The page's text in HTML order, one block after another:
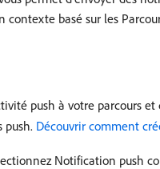
basé sur les
push à votre parcours
push. Découvrir comment
Notification push